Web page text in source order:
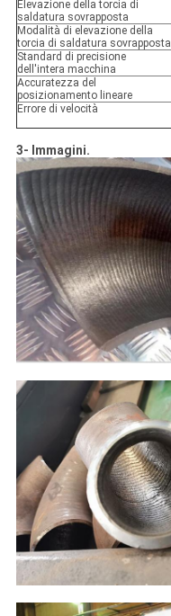
Elevazione della torcia di
saldatura sovrapposta
Modalità di elevazione della
torcia di saldatura sovrapposta
Standard di precisione
dell'intera macchina
Accuratezza del
posizionamento lineare
Errore di velocità
3- Immagini.